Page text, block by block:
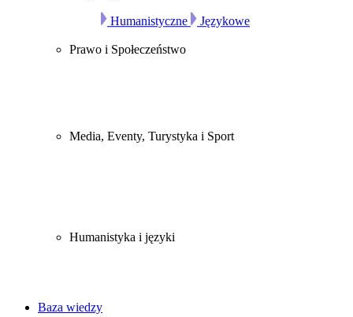
Prawo i Społeczeństwo
Media, Eventy, Turystyka i Sport
Humanistyka i języki
Humanistyczne Językowe
Baza wiedzy